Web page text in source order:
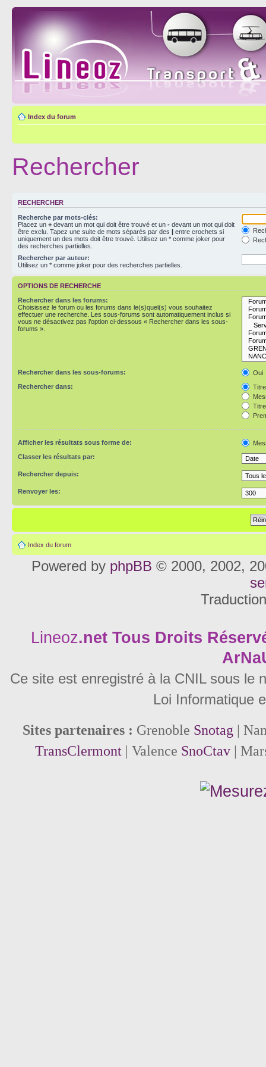
Index du forum
Rechercher
RECHERCHER
Recherche par mots-clés:
Placez un + devant un mot qui doit être trouvé et un - devant un mot qui doit
être exclu. Tapez une suite de mots séparés par des | entre crochets si
uniquement un des mots doit être trouvé. Utilisez un * comme joker pour
des recherches partielles.
Rechercher par auteur:
Utilisez un * comme joker pour des recherches partielles.
OPTIONS DE RECHERCHE
Rechercher dans les forums:
Choisissez le forum ou les forums dans le(s)quel(s) vous souhaitez
effectuer une recherche. Les sous-forums sont automatiquement inclus si
vous ne désactivez pas l’option ci-dessous « Rechercher dans les sous-
forums ».
Rechercher dans les sous-forums:
Oui
Rechercher dans:
Afficher les résultats sous forme de:
Classer les résultats par:
Rechercher depuis:
Renvoyer les:
Index du forum
Powered by phpBB © 2000, 2002,
Lineoz.net Tous Droits
Ce site est enregistré à la CNIL sous le
Loi Informatique
Sites partenaires : Grenoble Snotag |
TransClermont| Valence SnoCtav|